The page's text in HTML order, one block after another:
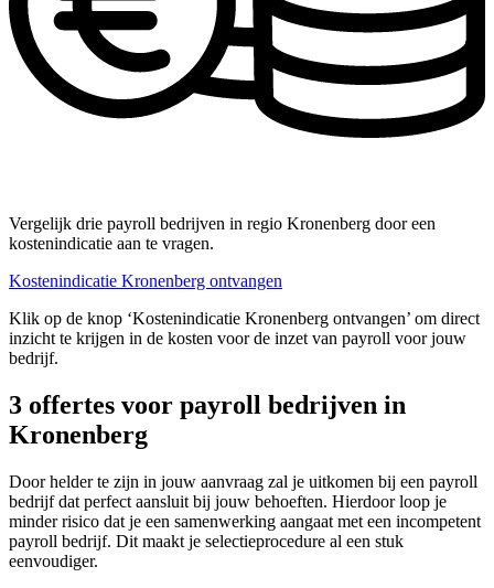
Vergelijk drie payroll bedrijven in regio Kronenberg door een
kostenindicatie aan te vragen.
Kostenindicatie Kronenberg ontvangen
Klik op de knop ‘Kostenindicatie Kronenberg ontvangen’ om direct
inzicht te krijgen in de kosten voor de inzet van payroll voor jouw
bedrijf.
3 offertes voor payroll bedrijven in
Kronenberg
Door helder te zijn in jouw aanvraag zal je uitkomen bij een payroll
bedrijf dat perfect aansluit bij jouw behoeften. Hierdoor loop je
minder risico dat je een samenwerking aangaat met een incompetent
payroll bedrijf. Dit maakt je selectieprocedure al een stuk
eenvoudiger.